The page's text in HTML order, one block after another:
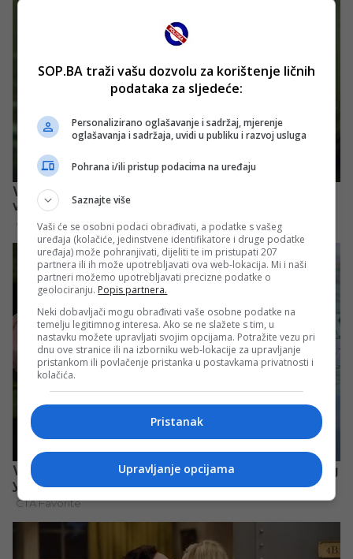
SOP.BA traži vašu dozvolu za korištenje ličnih
podataka za sljedeće:
Personalizirano oglašavanje i sadržaj, mjerenje
oglašavanja i sadržaja, uvidi u publiku i razvoj usluga
Pohrana i/ili pristup podacima na uređaju
Saznajte više
Vaši će se osobni podaci obrađivati, a podatke s vašeg
uređaja (kolačiće, jedinstvene identifikatore i druge podatke
uređaja) može pohranjivati, dijeliti te im pristupati 207
partnera ili ih može upotrebljavati ova web-lokacija. Mi i naši
partneri možemo upotrebljavati precizne podatke o
geolociranju. Popis partnera.
Neki dobavljači mogu obrađivati vaše osobne podatke na
temelju legitimnog interesa. Ako se ne slažete s tim, u
nastavku možete upravljati svojim opcijama. Potražite vezu pri
dnu ove stranice ili na izborniku web-lokacije za upravljanje
pristankom ili povlačenje pristanka u postavkama privatnosti i
kolačića.
Pristanak
Upravljanje opcijama